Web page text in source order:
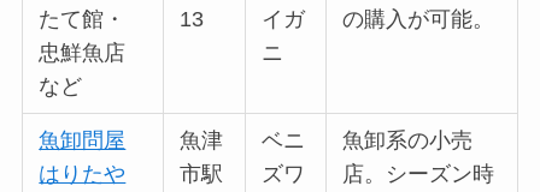
たて館・
忠鮮魚店
など
13
イガ
ニ
の購入が可能。
魚卸問屋
はりたや
魚津
市駅
ベニ
ズワ
魚卸系の小売
店。シーズン時